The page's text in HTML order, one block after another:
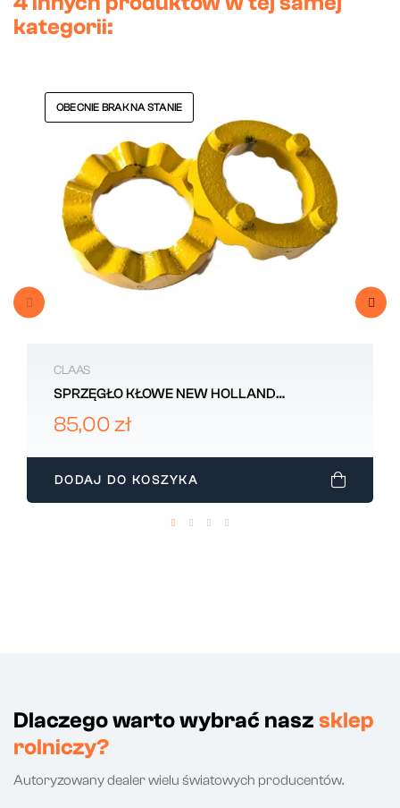
kategorii:
OBECNIE BRAK NA STANIE
CLAAS
SPRZĘGŁO KŁOWE NEW HOLLAND
80280058
85,00 zł
DODAJ DO KOSZYKA
Dlaczego warto wybrać nasz sklep
rolniczy?
Autoryzowany dealer wielu światowych producentów.